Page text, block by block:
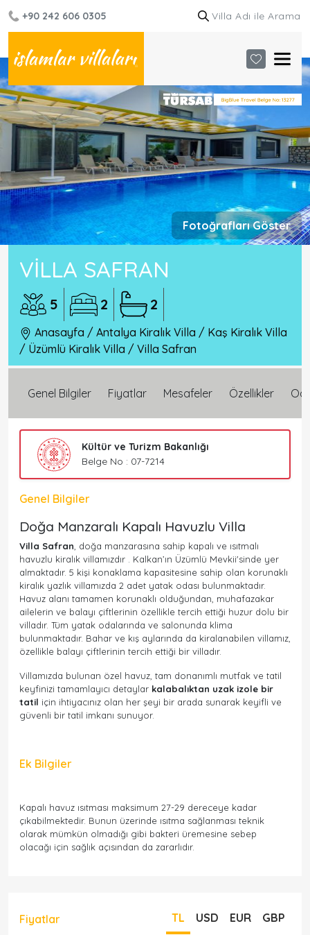
+90 242 606 0305
Fotoğrafları Göster
VILLA SAFRAN
5 2 2
Anasayfa / Antalya Kiralık Villa / Kaş Kiralık Villa
/ Üzümlü Kiralık Villa / Villa Safran
Genel Bilgiler Fiyatlar Mesafeler Özellikler
Kültür ve Turizm Bakanlığı
Belge No : 07-7214
Genel Bilgiler
Doğa Manzaralı Kapalı Havuzlu Villa
Villa Safran , doğa manzarasına sahip kapalı ve ısıtmalı
havuzlu kiralık villamızdır . Kalkan’ın Üzümlü Mevkii'sinde yer
almaktadır. 5 kişi konaklama kapasitesine sahip olan korunaklı
kiralık yazlık villamızda 2 adet yatak odası bulunmaktadır.
Havuz alanı tamamen korunaklı olduğundan, muhafazakar
ailelerin ve balayı çiftlerinin özellikle tercih ettiği huzur dolu bir
villadır. Tüm yatak odalarında ve salonunda klima
bulunmaktadır. Bahar ve kış aylarında da kiralanabilen villamız,
özellikle balayı çiftlerinin tercih ettiği bir villadır.
Villamızda bulunan özel havuz, tam donanımlı mutfak ve tatil
keyfinizi tamamlayıcı detaylar kalabalıktan uzak izole bir
tatil için ihtiyacınız olan her şeyi bir arada sunarak keyifli ve
güvenli bir tatil imkanı sunuyor.
Ek Bilgiler
Kapalı havuz ısıtması maksimum 27-29 dereceye kadar
çıkabilmektedir. Bunun üzerinde ısıtma sağlanması teknik
olarak mümkün olmadığı gibi bakteri üremesine sebep
olacağı için sağlık açısından da zararlıdır.
Fiyatlar TL USD EUR GBP